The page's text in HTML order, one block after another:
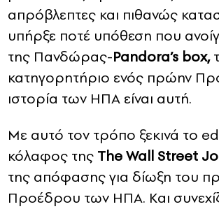
απρόβλεπτες και πιθανώς
υπήρξε ποτέ υπόθεση που
της Πανδώρας-Pandora’s box,
κατηγορητήριο ενός πρώην
ιστορία των ΗΠΑ είναι αυτή.
Με αυτό τον τρόπο ξεκινά το
κόλαφος της The Wall Street
της απόφασης για δίωξη του
Προέδρου των HΠΑ. Και